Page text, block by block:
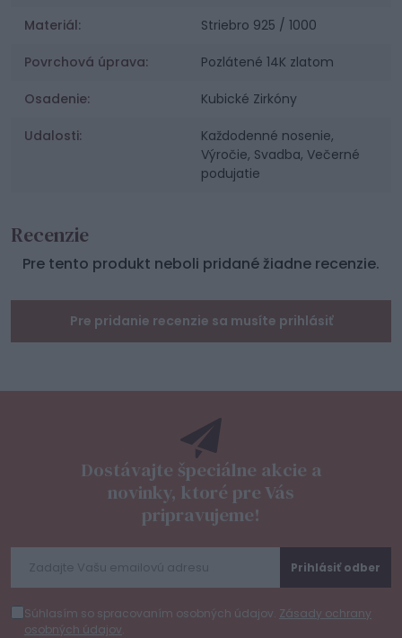
Materiál: Striebro 925 / 1000
Povrchová úprava: Pozlátené 14K zlatom
Osadenie: Kubické Zirkóny
Udalosti:
Každodenné nosenie,
Výročie, Svadba, Večerné
podujatie
Recenzie
Pre tento produkt neboli pridané žiadne recenzie.
Pre pridanie recenzie sa musíte prihlásiť
Dostávajte špeciálne akcie a
novinky, ktoré pre Vás
pripravujeme!
Súhlasím so spracovaním osobných údajov. Zásady ochrany
osobných údajov.
Prihlásiť odber